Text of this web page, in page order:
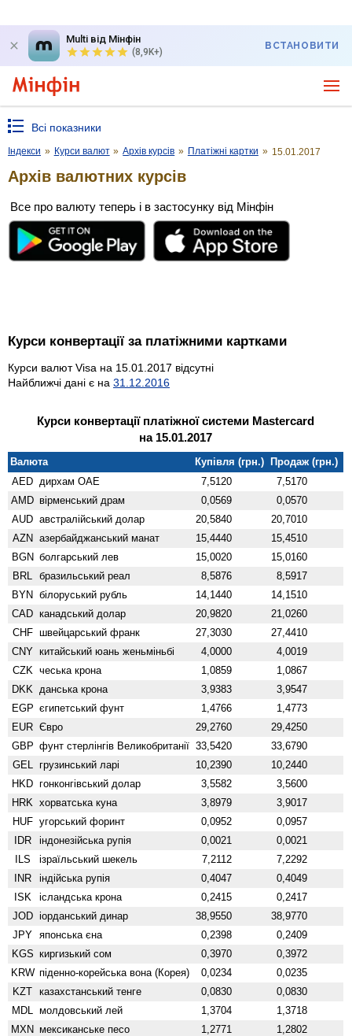
Multi від Мінфін
(8,9K+)
ВСТАНОВИТИ
Всі показники
Індекси » Курси валют » Архів курсів » Платіжні картки » 15.01.2017
Архів валютних курсів
Все про валюту теперь і в застосунку від Мінфін
Курси конвертації за платіжними картками
Курси валют Visa на 15.01.2017 відсутні
Найближчі дані є на 31.12.2016
Курси конвертації платіжної системи Mastercard
на 15.01.2017
Валюта Купівля (грн.)
Продаж (грн.)
AED дирхам ОАЕ 7,5120
7,5170
AMD вiрменський драм 0,0569
0,0570
AUD австралійський долар 20,5840
20,7010
AZN
азербайджанський манат 15,4440
15,4510
BGN болгарський лев 15,0020
15,0160
BRL
бразильський реал 8,5876
8,5917
BYN
білоруський рубль 14,1440
14,1510
CAD канадський долар 20,9820
21,0260
CHF швейцарський франк 27,3030
27,4410
CNY китайський юань женьмiньбi 4,0000
4,0019
CZK
чеська крона 1,0859
1,0867
DKK
данська крона 3,9383
3,9547
EGP єгипетський фунт 1,4766
1,4773
EUR Євро 29,2760
29,4250
GBP фунт стерлінгів Велико­британії 33,5420
33,6790
GEL
грузинський ларі 10,2390
10,2440
HKD гонконгівський долар 3,5582
3,5600
HRK
хорватська куна 3,8979
3,9017
HUF угорський форинт 0,0952
0,0957
IDR
індонезійська рупія 0,0021
0,0021
ILS
ізраїльський шекель 7,2112
7,2292
INR
індійська рупія 0,4047
0,4049
ISK
ісландська крона 0,2415
0,2417
JOD іорданський динар 38,9550
38,9770
JPY
японська єна 0,2398
0,2409
KGS киргизький сом 0,3970
0,3972
KRW піденно-корейська вона (Корея) 0,0234
0,0235
KZT
казахстанський тенге 0,0830
0,0830
MDL
молдовський лей 1,3704
1,3718
MXN мексиканське песо 1,2771
1,2802